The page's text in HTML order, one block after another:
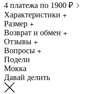
4 платежа по 1900 ₽
Характеристики
Размер
Возврат и обмен
Отзывы
Вопросы
Подели
Мокка
Давай делить